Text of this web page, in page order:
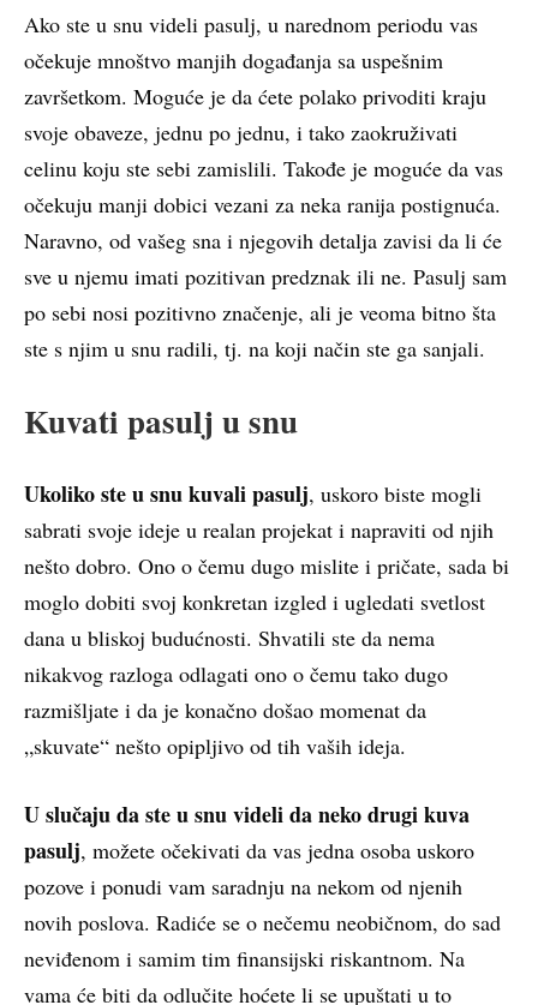
Ako ste u snu videli pasulj, u narednom periodu vas
očekuje mnoštvo manjih događanja sa uspešnim
završetkom. Moguće je da ćete polako privoditi kraju
svoje obaveze, jednu po jednu, i tako zaokruživati
celinu koju ste sebi zamislili. Takođe je moguće da vas
očekuju manji dobici vezani za neka ranija postignuća.
Naravno, od vašeg sna i njegovih detalja zavisi da li će
sve u njemu imati pozitivan predznak ili ne. Pasulj sam
po sebi nosi pozitivno značenje, ali je veoma bitno šta
ste s njim u snu radili, tj. na koji način ste ga sanjali.
Kuvati pasulj u snu
Ukoliko ste u snu kuvali pasulj, uskoro biste mogli
sabrati svoje ideje u realan projekat i napraviti od njih
nešto dobro. Ono o čemu dugo mislite i pričate, sada bi
moglo dobiti svoj konkretan izgled i ugledati svetlost
dana u bliskoj budućnosti. Shvatili ste da nema
nikakvog razloga odlagati ono o čemu tako dugo
razmišljate i da je konačno došao momenat da
„skuvate“ nešto opipljivo od tih vaših ideja.
U slučaju da ste u snu videli da neko drugi kuva
pasulj, možete očekivati da vas jedna osoba uskoro
pozove i ponudi vam saradnju na nekom od njenih
novih poslova. Radiće se o nečemu neobičnom, do sad
neviđenom i samim tim finansijski riskantnom. Na
vama će biti da odlučite hoćete li se upuštati u to